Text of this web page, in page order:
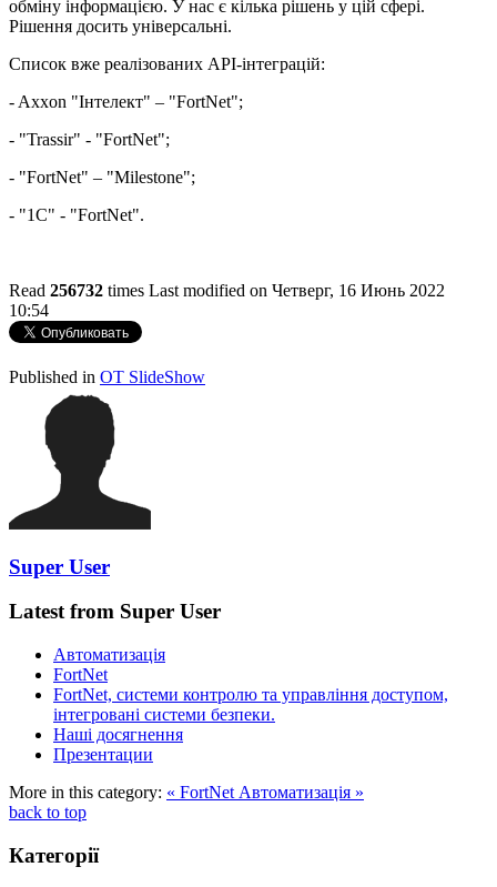
обміну інформацією. У нас є кілька рішень у цій сфері.
Рішення досить універсальні.
Список вже реалізованих API-інтеграцій:
- Axxon "Інтелект" – "FortNet";
- "Trassir" - "FortNet";
- "FortNet" – "Milestone";
- "1C" - "FortNet".
Read 256732 times Last modified on Четверг, 16 Июнь 2022
10:54
http://evruka.com.ua/
Published in OT SlideShow
Super User
Latest from Super User
Автоматизація
FortNet
FortNet, системи контролю та управління доступом,
інтегровані системи безпеки.
Наші досягнення
Презентации
More in this category: « FortNet Автоматизація »
back to top
Категорії